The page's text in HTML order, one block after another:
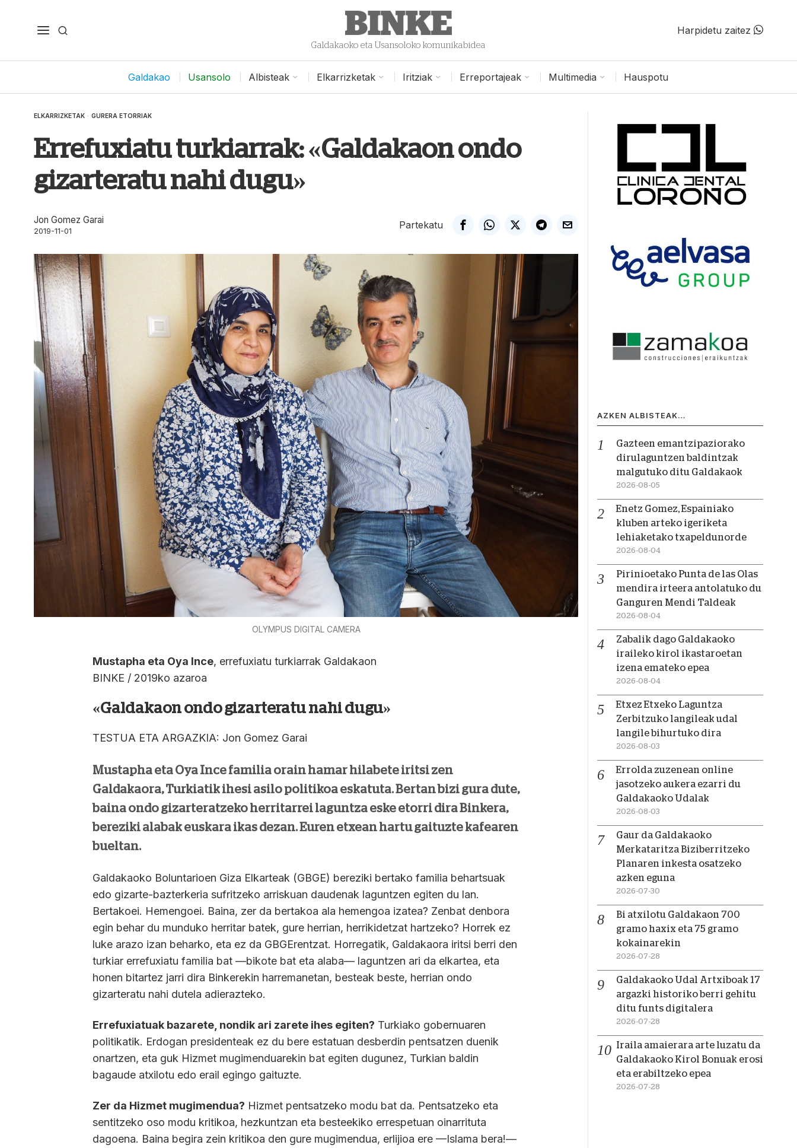
Galdakaoko eta Usansoloko komunikabidea
Harpidetu zaitez
Galdakao Usansolo Albisteak Elkarrizketak Iritziak Erreportajeak Multimedia Hauspotu
ELKARRIZKETAK · GURERA ETORRIAK
Errefuxiatu turkiarrak: «Galdakaon ondo
gizarteratu nahi dugu»
Jon Gomez Garai
2019-11-01
Partekatu
OLYMPUS DIGITAL CAMERA
Mustapha eta Oya Ince, errefuxiatu turkiarrak Galdakaon
BINKE / 2019ko azaroa
«Galdakaon ondo gizarteratu nahi dugu»
TESTUA ETA ARGAZKIA: Jon Gomez Garai
Mustapha eta Oya Ince familia orain hamar hilabete iritsi zen
Galdakaora, Turkiatik ihesi asilo politikoa eskatuta. Bertan bizi gura dute,
baina ondo gizarteratzeko herritarrei laguntza eske etorri dira Binkera,
bereziki alabak euskara ikas dezan. Euren etxean hartu gaituzte kafearen
bueltan.
Galdakaoko Boluntarioen Giza Elkarteak (GBGE) bereziki bertako familia behartsuak
edo gizarte-bazterkeria sufritzeko arriskuan daudenak laguntzen egiten du lan.
Bertakoei. Hemengoei. Baina, zer da bertakoa ala hemengoa izatea? Zenbat denbora
egin behar du munduko herritar batek, gure herrian, herrikidetzat hartzeko? Horrek ez
luke arazo izan beharko, eta ez da GBGErentzat. Horregatik, Galdakaora iritsi berri den
turkiar errefuxiatu familia bat —bikote bat eta alaba— laguntzen ari da elkartea, eta
honen bitartez jarri dira Binkerekin harremanetan, besteak beste, herrian ondo
gizarteratu nahi dutela adierazteko.
Errefuxiatuak bazarete, nondik ari zarete ihes egiten? Turkiako gobernuaren
politikatik. Erdogan presidenteak ez du bere estatuan desberdin pentsatzen duenik
onartzen, eta guk Hizmet mugimenduarekin bat egiten dugunez, Turkian baldin
bagaude atxilotu edo erail egingo gaituzte.
Zer da Hizmet mugimendua? Hizmet pentsatzeko modu bat da. Pentsatzeko eta
sentitzeko oso modu kritikoa, hezkuntzan eta besteekiko errespetuan oinarrituta
dagoena. Baina begira zein kritikoa den gure mugimendua, erlijioa ere —Islama bera!—
AZKEN ALBISTEAK…
Gazteen emantzipaziorako
dirulaguntzen baldintzak
malgutuko ditu Galdakaok
2026-08-05
Enetz Gomez, Espainiako
kluben arteko igeriketa
lehiaketako txapeldunorde
2026-08-04
Pirinioetako Punta de las Olas
mendira irteera antolatuko du
Ganguren Mendi Taldeak
2026-08-04
Zabalik dago Galdakaoko
iraileko kirol ikastaroetan
izena emateko epea
2026-08-04
Etxez Etxeko Laguntza
Zerbitzuko langileak udal
langile bihurtuko dira
2026-08-03
Errolda zuzenean online
jasotzeko aukera ezarri du
Galdakaoko Udalak
2026-08-03
Gaur da Galdakaoko
Merkataritza Biziberritzeko
Planaren inkesta osatzeko
azken eguna
2026-07-30
Bi atxilotu Galdakaon 700
gramo haxix eta 75 gramo
kokainarekin
2026-07-28
Galdakaoko Udal Artxiboak 17
argazki historiko berri gehitu
ditu funts digitalera
2026-07-28
Iraila amaierara arte luzatu da
Galdakaoko Kirol Bonuak erosi
eta erabiltzeko epea
2026-07-28